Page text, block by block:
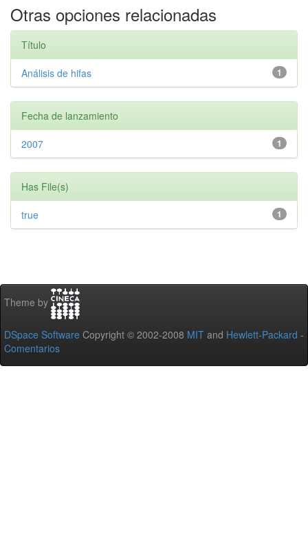
Otras opciones relacionadas
Título
1
Análisis de hifas
Fecha de lanzamiento
1
2007
Has File(s)
1
true
Theme by
DSpace Software Copyright © 2002-2008 MIT and Hewlett-Packard -
Comentarios